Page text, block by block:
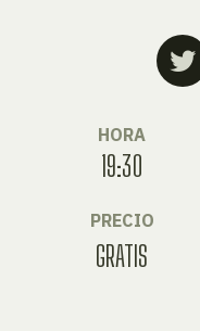
HORA
19:30
PRECIO
GRATIS